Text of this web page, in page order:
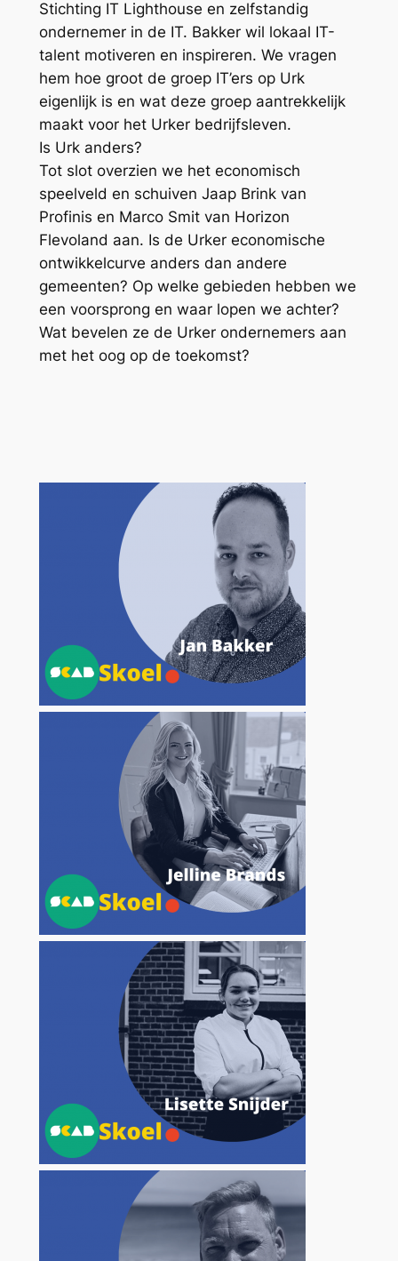
Stichting IT Lighthouse en zelfstandig
ondernemer in de IT. Bakker wil lokaal IT-
talent motiveren en inspireren. We vragen
hem hoe groot de groep IT’ers op Urk
eigenlijk is en wat deze groep aantrekkelijk
maakt voor het Urker bedrijfsleven.
Is Urk anders?
Tot slot overzien we het economisch
speelveld en schuiven Jaap Brink van
Profinis en Marco Smit van Horizon
Flevoland aan. Is de Urker economische
ontwikkelcurve anders dan andere
gemeenten? Op welke gebieden hebben we
een voorsprong en waar lopen we achter?
Wat bevelen ze de Urker ondernemers aan
met het oog op de toekomst?